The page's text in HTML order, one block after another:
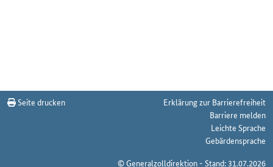
Seite drucken
Erklärung zur Barrierefreiheit
Barriere melden
Leichte Sprache
Gebärdensprache
© Generalzolldirektion - Stand: 31.07.2026